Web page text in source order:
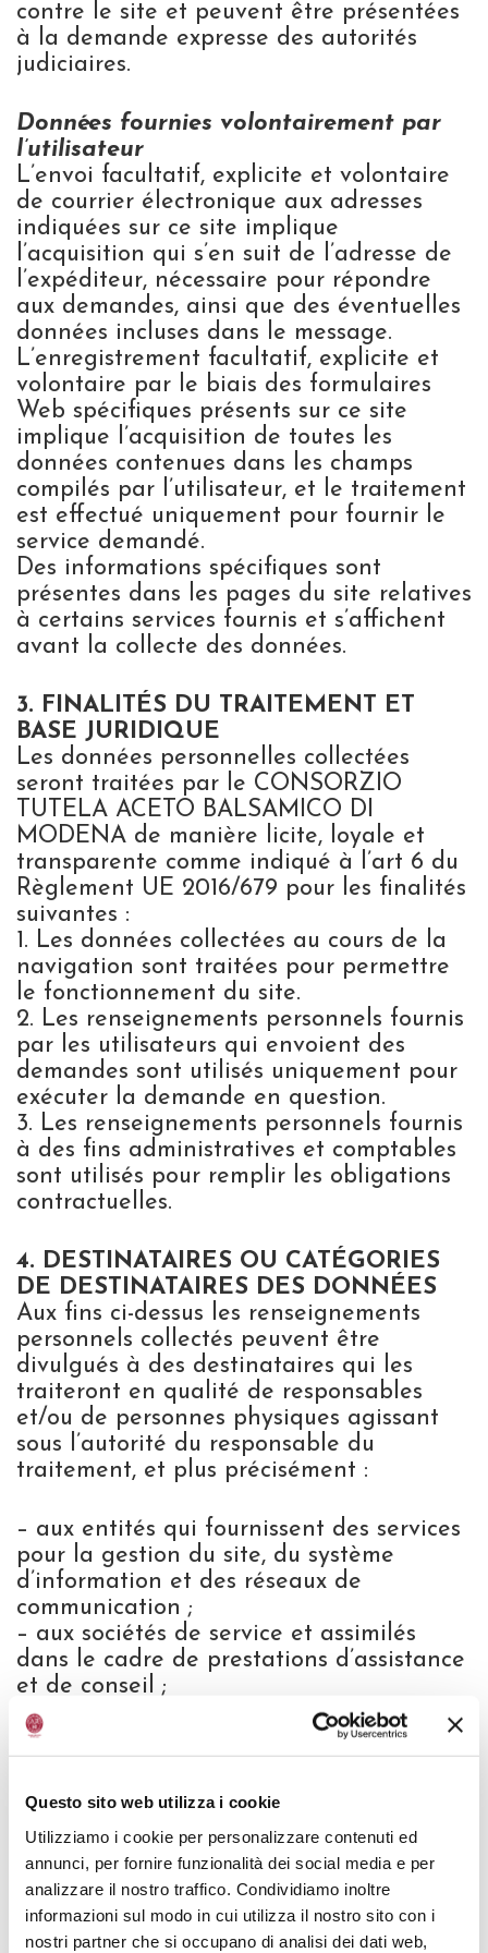
Questo sito web utilizza i cookie
Utilizziamo i cookie per personalizzare contenuti ed
annunci, per fornire funzionalità dei social media e per
analizzare il nostro traffico. Condividiamo inoltre
informazioni sul modo in cui utilizza il nostro sito con i
nostri partner che si occupano di analisi dei dati web,
contre le site et peuvent être présentées
à la demande expresse des autorités
judiciaires.
Données fournies volontairement par
l’utilisateur
L’envoi facultatif, explicite et volontaire
de courrier électronique aux adresses
indiquées sur ce site implique
l’acquisition qui s’en suit de l’adresse de
l’expéditeur, nécessaire pour répondre
aux demandes, ainsi que des éventuelles
données incluses dans le message.
L’enregistrement facultatif, explicite et
volontaire par le biais des formulaires
Web spécifiques présents sur ce site
implique l’acquisition de toutes les
données contenues dans les champs
compilés par l’utilisateur, et le traitement
est effectué uniquement pour fournir le
service demandé.
Des informations spécifiques sont
présentes dans les pages du site relatives
à certains services fournis et s’affichent
avant la collecte des données.
3. FINALITÉS DU TRAITEMENT ET
BASE JURIDIQUE
Les données personnelles collectées
seront traitées par le CONSORZIO
TUTELA ACETO BALSAMICO DI
MODENA de manière licite, loyale et
transparente comme indiqué à l’art 6 du
Règlement UE 2016/679 pour les finalités
suivantes :
1. Les données collectées au cours de la
navigation sont traitées pour permettre
le fonctionnement du site.
2. Les renseignements personnels fournis
par les utilisateurs qui envoient des
demandes sont utilisés uniquement pour
exécuter la demande en question.
3. Les renseignements personnels fournis
à des fins administratives et comptables
sont utilisés pour remplir les obligations
contractuelles.
4. DESTINATAIRES OU CATÉGORIES
DE DESTINATAIRES DES DONNÉES
Aux fins ci-dessus les renseignements
personnels collectés peuvent être
divulgués à des destinataires qui les
traiteront en qualité de responsables
et/ou de personnes physiques agissant
sous l’autorité du responsable du
traitement, et plus précisément :
– aux entités qui fournissent des services
pour la gestion du site, du système
d’information et des réseaux de
communication ;
– aux sociétés de service et assimilés
dans le cadre de prestations d’assistance
et de conseil ;
– aux autorités compétentes pour
l’exécution des obligations légales et/ou
des dispositions des pouvoirs publics, sur
demande.
La liste actualisée des responsables du
traitement des données à caractère
personnel peut être demandée par écrit
àinfo@consorziobalsamico.itou via un